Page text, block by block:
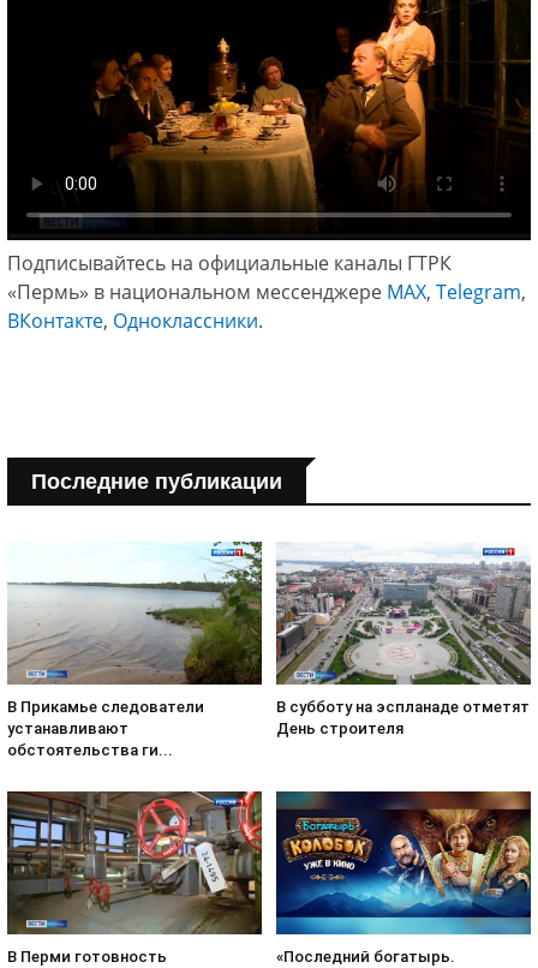
Подписывайтесь на официальные каналы ГТРК
«Пермь» в национальном мессенджере МАХ, Telegram,
ВКонтакте, Одноклассники.
Последние публикации
В Прикамье следователи
устанавливают
обстоятельства ги...
В субботу на эспланаде отметят
День строителя
В Перми готовность
«Последний богатырь.